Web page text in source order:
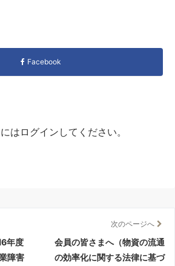
Facebook
はログイン してください。
年度
障害
次のページへ
会員の皆さまへ（物資の流通
の効率化に関する法律に基づ